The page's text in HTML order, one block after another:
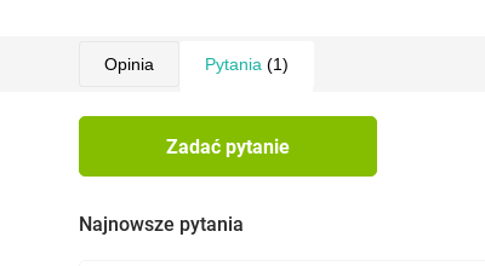
Opinia Pytania (1)
Zadać pytanie
Najnowsze pytania